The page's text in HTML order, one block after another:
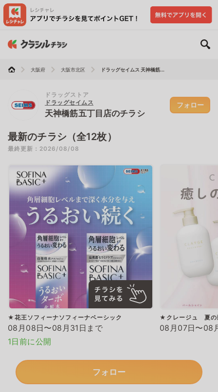
大阪府 大阪市北区 ドラッグセイムス 天神橋筋...
ドラッグストア
ドラッグセイムス
天神橋筋五丁目店のチラシ
フォロー
最新のチラシ（全12枚）
最終更新：2026/08/08
★花王ソフィーナソフィーナベーシック
08月08日〜08月31日まで
1日前に公開
★クレージュ 夏の
08月07日〜08
フォロー